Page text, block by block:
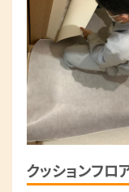
クッションフロ